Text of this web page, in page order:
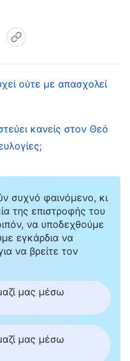
με έκανε
και καριέρα,
μου. Παρ’
Μες στην
δάκρυα πλημμύρισαν
μου στον Θεό:
τη στιγμή,
του Θεού: «Πώς θα
όταν
προσέλθεις
προσευχηθείς, να
να βρεις την
όταν
ασθένεια ή μια
βασανίζει πολύ,
ούτε με απασχολεί
κανείς στον Θεό
συχνό φαινόμενο, κι
της επιστροφής του
να υποδεχθούμε
εγκάρδια να
να βρείτε τον
μας μέσω
μας μέσω